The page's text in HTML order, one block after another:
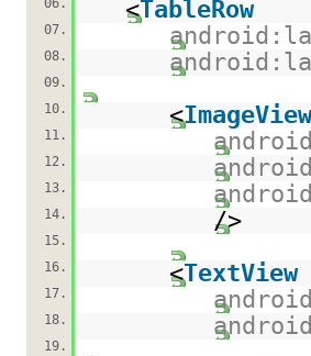
06. <TableRow
07.
08.
09.
10.
<ImageView
11.
12.
13.
14. />
15.
16.
<TextView
17.
18.
19.